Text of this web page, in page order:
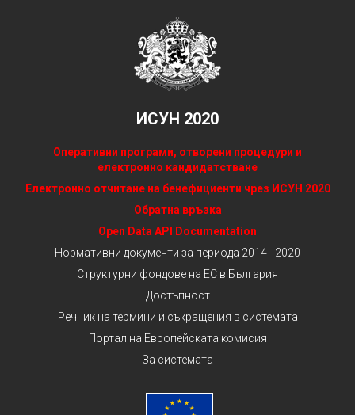
ИСУН 2020
Оперативни програми, отворени процедури и
електронно кандидатстване
Електронно отчитане на бенефициенти чрез ИСУН 2020
Обратна връзка
Open Data API Documentation
Нормативни документи за периода 2014 - 2020
Структурни фондове на ЕС в България
Достъпност
Речник на термини и съкращения в системата
Портал на Европейската комисия
За системата